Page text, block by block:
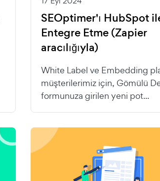
SEOptimer'ı HubSpot
Entegre Etme (Zapier
aracılığıyla)
White Label ve Embedding
müşterilerimiz için, Gömülü
formunuza girilen yeni pot...